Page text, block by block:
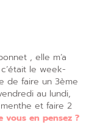
, elle m’a
le week-
de faire un 3ème
au lundi,
et faire 2
vous en pensez ?